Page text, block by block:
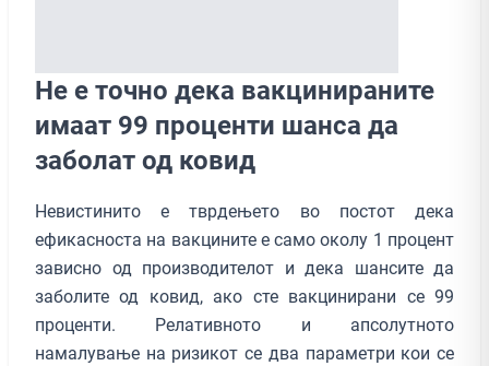
Не е точно дека вакцинираните
имаат 99 проценти шанса да
заболат од ковид
Невистинито е тврдењето во постот дека
ефикасноста на вакцините е само околу 1 процент
зависно од производителот и дека шансите да
заболите од ковид, ако сте вакцинирани се 99
проценти. Релативното и апсолутното
намалување на ризикот се два параметри кои се